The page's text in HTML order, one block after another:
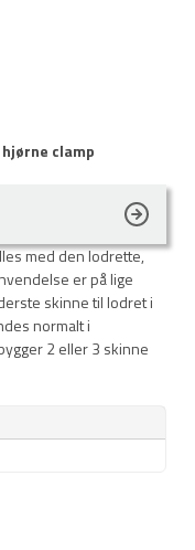
clamp
med den lodrette,
er på lige
skinne til lodret i
normalt i
2 eller 3 skinne